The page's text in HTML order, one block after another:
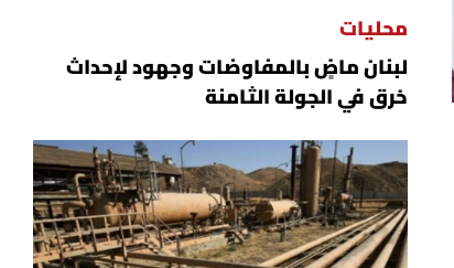
محليات
لبنان ماضٍ بالمفاوضات وجهود لإحداث
خرق في الجولة الثامنة